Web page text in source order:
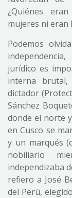
¿Quiénes eran
mujeres ni
Podemos
jurídico es
interna
dictador
Sánchez
donde el norte
en Cusco se
y un marqués
nobiliario
independizaba
refiero a José
del Perú,